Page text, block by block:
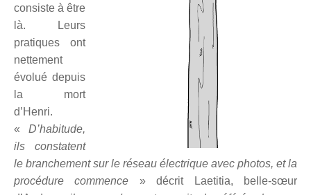
consiste à être
là. Leurs
pratiques ont
nettement
évolué depuis
la mort
d’Henri.
« D’habitude,
ils constatent
le branchement sur le réseau électrique avec photos, et la
procédure commence » décrit Laetitia, belle-sœur